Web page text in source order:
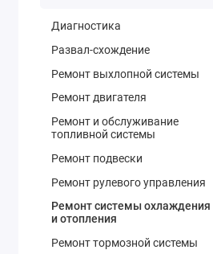
Диагностика
Развал-схождение
Ремонт выхлопной системы
Ремонт двигателя
Ремонт и обслуживание
топливной системы
Ремонт подвески
Ремонт рулевого управления
Ремонт системы охлаждения
и отопления
Ремонт тормозной системы